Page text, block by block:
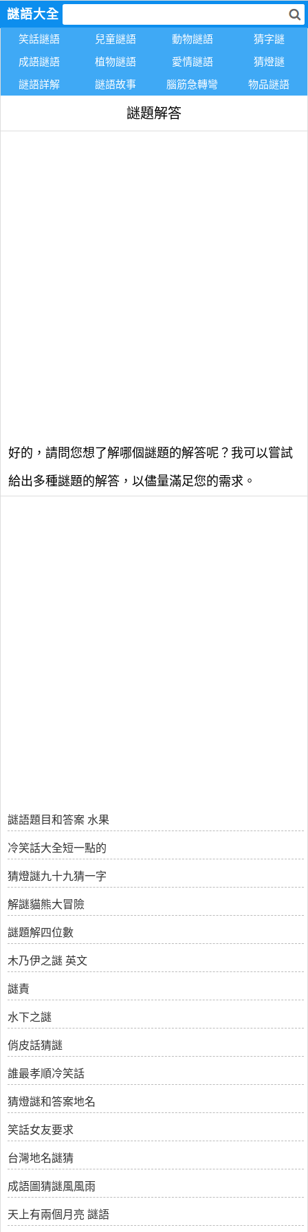
謎語大全
笑話謎語 兒童謎語 動物謎語
猜字謎
成語謎語
植物謎語 愛情謎語
猜燈謎
謎語詳解
謎語故事 腦筋急轉彎 物品謎語
謎題解答
好的，請問您想了解哪個謎題的解答呢？我可以嘗試
給出多種謎題的解答，以儘量滿足您的需求。
謎語題目和答案 水果
冷笑話大全短一點的
猜燈謎九十九猜一字
解謎貓熊大冒險
謎題解四位數
木乃伊之謎 英文
謎責
水下之謎
俏皮話猜謎
誰最孝順冷笑話
猜燈謎和答案地名
笑話女友要求
台灣地名謎猜
成語圖猜謎風風雨
天上有兩個月亮 謎語